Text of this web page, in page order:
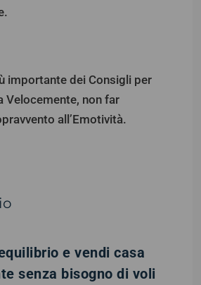
importante dei Consigli per
Velocemente, non far
all’Emotività.
e vendi casa
senza bisogno di voli